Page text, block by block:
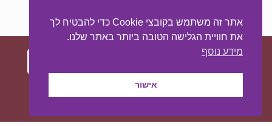
עיצוב ובניית האתר:מאסטר סייט - יצירת נוכחות
באינטרנט
אתר זה משתמש בקובצי Cookie כדי להבטיח לך
את חוויית הגלישה הטובה ביותר באתר שלנו.
מידע נוסף
אישור